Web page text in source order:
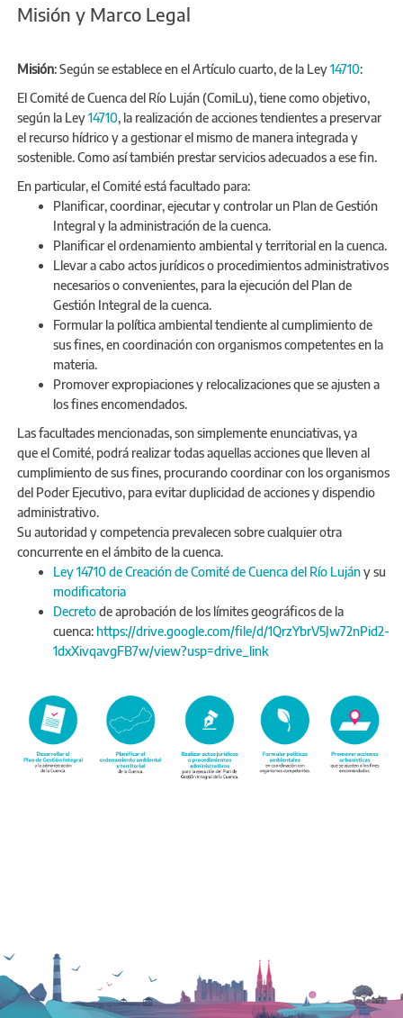
Misión y Marco Legal
Misión: Según se establece en el Artículo cuarto, de la Ley14710:
El Comité de Cuenca del Río Luján (ComiLu), tiene como objetivo,
según la Ley14710, la realización de acciones tendientes a preservar
el recurso hídrico y a gestionar el mismo de manera integrada y
sostenible. Como así también prestar servicios adecuados a ese fin.
En particular, el Comité está facultado para:
Planificar, coordinar, ejecutar y controlar un Plan de Gestión
Integral y la administración de la cuenca.
Planificar el ordenamiento ambiental y territorial en la cuenca.
Llevar a cabo actos jurídicos o procedimientos administrativos
necesarios o convenientes, para la ejecución del Plan de
Gestión Integral de la cuenca.
Formular la política ambiental tendiente al cumplimiento de
sus fines, en coordinación con organismos competentes en la
materia.
Promover expropiaciones y relocalizaciones que se ajusten a
los fines encomendados.
Las facultades mencionadas, son simplemente enunciativas, ya
que el Comité, podrá realizar todas aquellas acciones que lleven al
cumplimiento de sus fines, procurando coordinar con los organismos
del Poder Ejecutivo, para evitar duplicidad de acciones y dispendio
administrativo.
Su autoridad y competencia prevalecen sobre cualquier otra
concurrente en el ámbito de la cuenca.
Ley 14710 de Creación de Comité de Cuenca del Río Lujány su
modificatoria
Decretode aprobación de los límites geográficos de la
cuenca: https://drive.google.com/file/d/1QrzYbrV5Jw72nPid2-
1dxXivqavgFB7w/view?usp=drive_link